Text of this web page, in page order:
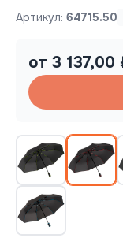
Артикул: 64715.50
от 3 137,00